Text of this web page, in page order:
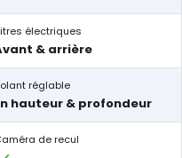
électriques
& arrière
réglable
hauteur & profondeur
de recul